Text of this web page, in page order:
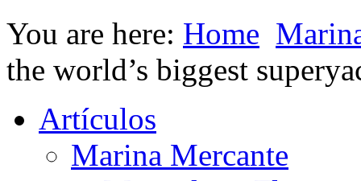
You are here: Home
the world’s biggest
Artículos
Marina Mercante